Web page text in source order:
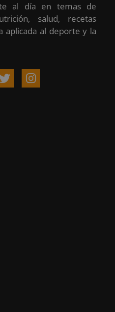
al día en temas de
salud, recetas
aplicada al deporte y la